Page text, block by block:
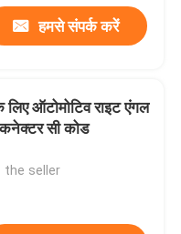
हमसे संपर्क करें
लिए ऑटोमोटिव राइट एंगल
सी कोड
the seller